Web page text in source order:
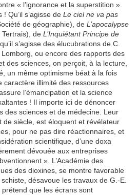
« l’ignorance et la superstition ».
Qu’il s’agisse de Le ciel ne va pas
de géographie), de L’apocalypse
Tertrais), de L’Inquiétant Principe de
s’agisse des élucubrations de C.
ou encore des rapports des
des sciences, on perçoit, à la lecture,
un même optimisme béat à la fois
caractère illimité des ressources
l’émancipation et la science
! Il importe ici de dénoncer
des sciences et de médecine. Leur
de siècle, est éloquent et révélateur
pour ne pas dire réactionnaires, et
scientifique, d’une doxa
dévouée aux entreprises
». L’Académie des
des dioxines, se montre favorable
désavoue les travaux de G.-E.
que les écrans sont